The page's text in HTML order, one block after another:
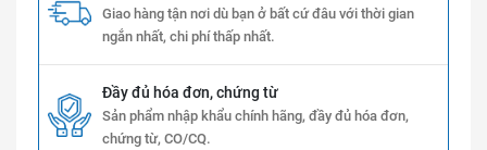
Giao hàng tận nơi dù bạn ở bất cứ đâu với thời gian
ngắn nhất, chi phí thấp nhất.
Đầy đủ hóa đơn, chứng từ
Sản phẩm nhập khẩu chính hãng, đầy đủ hóa đơn,
chứng từ, CO/CQ.